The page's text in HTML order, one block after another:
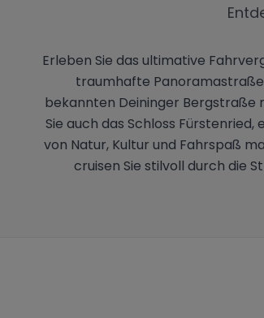
Erleben Sie das ultimative
traumhafte
bekannten Deininger Bergstraße
Sie auch das Schloss
von Natur, Kultur und Fahrspaß
cruisen Sie stilvoll durch die